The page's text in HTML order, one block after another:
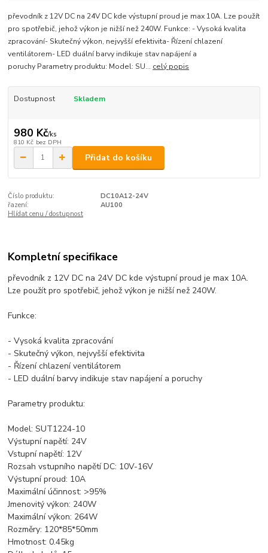
převodník z 12V DC na 24V DC kde výstupní proud je max 10A. Lze použít
pro spotřebič, jehož výkon je nižší než 240W. Funkce: - Vysoká kvalita
zpracování- Skutečný výkon, nejvyšší efektivita- Řízení chlazení
ventilátorem- LED duální barvy indikuje stav napájení a
poruchy Parametry produktu: Model: SU... celý popis
Dostupnost Skladem
980 Kč/ks
810 Kč bez DPH
Přidat do košíku
Číslo produktu:
DC10A12-24V
řazení:
AU100
Hlídat cenu / dostupnost
Kompletní specifikace
převodník z 12V DC na 24V DC kde výstupní proud je max 10A.
Lze použít pro spotřebič, jehož výkon je nižší než 240W.
Funkce:
- Vysoká kvalita zpracování
- Skutečný výkon, nejvyšší efektivita
- Řízení chlazení ventilátorem
- LED duální barvy indikuje stav napájení a poruchy
Parametry produktu:
Model: SUT1224-10
Výstupní napětí: 24V
Vstupní napětí: 12V
Rozsah vstupního napětí DC: 10V-16V
Výstupní proud: 10A
Maximální účinnost: >95%
Jmenovitý výkon: 240W
Maximální výkon: 264W
Rozměry: 120*85*50mm
Hmotnost: 0.45kg